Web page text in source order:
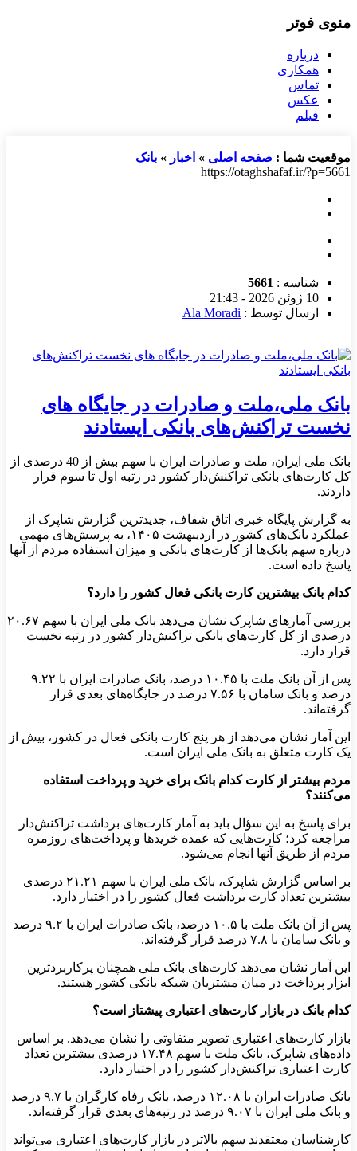
منوی فوتر
درباره
همکاری
تماس
عکس
فیلم
موقعیت شما : صفحه اصلی » اخبار » بانک
https://otaghshafaf.ir/?p=5661
شناسه : 5661
10 ژوئن 2026 - 21:43
ارسال توسط : Ala Moradi
بانک ملی،ملت و صادرات در جایگاه های
نخست تراکنش‌های بانکی ایستادند
بانک ملی ایران، ملت و صادرات ایران با سهم بیش از 40 درصدی از
کل کارت‌های بانکی تراکنش‌دار کشور در رتبه اول تا سوم قرار
داردند.
به گزارش پایگاه خبری اتاق شفاف، جدیدترین گزارش شاپرک از
عملکرد بانک‌های کشور در اردیبهشت ۱۴۰۵، به پرسش‌های مهمی
درباره سهم بانک‌ها از کارت‌های بانکی و میزان استفاده مردم از آنها
پاسخ داده است.
کدام بانک بیشترین کارت بانکی فعال کشور را دارد؟
بررسی آمارهای شاپرک نشان می‌دهد بانک ملی ایران با سهم ۲۰.۶۷
درصدی از کل کارت‌های بانکی تراکنش‌دار کشور در رتبه نخست
قرار دارد.
پس از آن بانک ملت با ۱۰.۴۵ درصد، بانک صادرات ایران با ۹.۲۲
درصد و بانک سامان با ۷.۵۶ درصد در جایگاه‌های بعدی قرار
گرفته‌اند.
این آمار نشان می‌دهد از هر پنج کارت بانکی فعال در کشور، بیش از
یک کارت متعلق به بانک ملی ایران است.
مردم بیشتر از کارت کدام بانک برای خرید و پرداخت استفاده
می‌کنند؟
برای پاسخ به این سؤال باید به آمار کارت‌های برداشت تراکنش‌دار
مراجعه کرد؛ کارت‌هایی که عمده خریدها و پرداخت‌های روزمره
مردم از طریق آنها انجام می‌شود.
بر اساس گزارش شاپرک، بانک ملی ایران با سهم ۲۱.۲۱ درصدی
بیشترین تعداد کارت برداشت فعال کشور را در اختیار دارد.
پس از آن بانک ملت با ۱۰.۵ درصد، بانک صادرات ایران با ۹.۲ درصد
و بانک سامان با ۷.۸ درصد قرار گرفته‌اند.
این آمار نشان می‌دهد کارت‌های بانک ملی همچنان پرکاربردترین
ابزار پرداخت در میان مشتریان شبکه بانکی کشور هستند.
کدام بانک در بازار کارت‌های اعتباری پیشتاز است؟
بازار کارت‌های اعتباری تصویر متفاوتی را نشان می‌دهد. بر اساس
داده‌های شاپرک، بانک ملت با سهم ۱۷.۴۸ درصدی بیشترین تعداد
کارت اعتباری تراکنش‌دار کشور را در اختیار دارد.
بانک صادرات ایران با ۱۲.۰۸ درصد، بانک رفاه کارگران با ۹.۷ درصد
و بانک ملی ایران با ۹.۰۷ درصد در رتبه‌های بعدی قرار گرفته‌اند.
کارشناسان معتقدند سهم بالاتر در بازار کارت‌های اعتباری می‌تواند